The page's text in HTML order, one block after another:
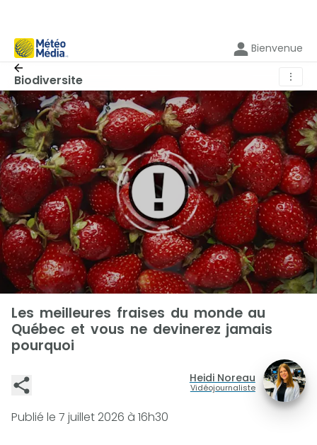
Bienvenue
Biodiversite ⋮
Les meilleures fraises du monde au
Québec et vous ne devinerez jamais
pourquoi
Heidi Noreau
Vidéojournaliste
Publié le 7 juillet 2026 à 16h30